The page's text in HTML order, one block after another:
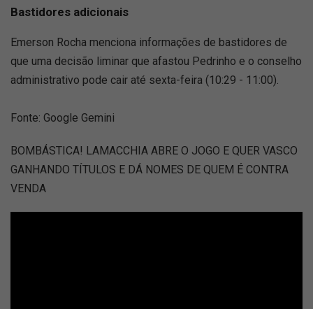
Bastidores adicionais
Emerson Rocha menciona informações de bastidores de
que uma decisão liminar que afastou Pedrinho e o conselho
administrativo pode cair até sexta-feira (10:29 - 11:00).
Fonte: Google Gemini
BOMBÁSTICA! LAMACCHIA ABRE O JOGO E QUER VASCO
GANHANDO TÍTULOS E DÁ NOMES DE QUEM É CONTRA
VENDA